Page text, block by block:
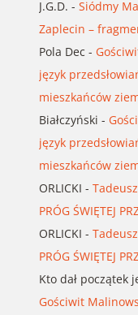
J.G.D. - Siódmy
Zaplecin –
Pola Dec -
język
mieszkańców
Białczyński -
język
mieszkańców
ORLICKI -
PRÓG ŚWIĘTEJ
ORLICKI -
PRÓG ŚWIĘTEJ
Kto dał początek
Gościwit